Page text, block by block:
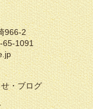
966-2
65-1091
・ブログ